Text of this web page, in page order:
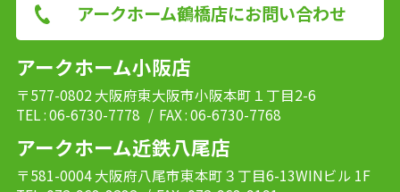
アークホーム鶴橋店にお問い合わせ
アークホーム小阪店
〒577-0802 大阪府東大阪市小阪本町１丁目2-6
TEL : 06-6730-7778 / FAX : 06-6730-7768
アークホーム近鉄八尾店
〒581-0004 大阪府八尾市東本町３丁目6-13WINビル 1F